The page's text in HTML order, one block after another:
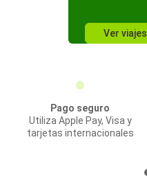
Ver viajes
Pago seguro
Utiliza Apple Pay, Visa y
tarjetas internacionales